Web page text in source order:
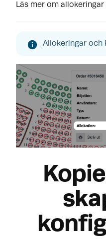
Läs mer om allokeringar
Allokeringar och